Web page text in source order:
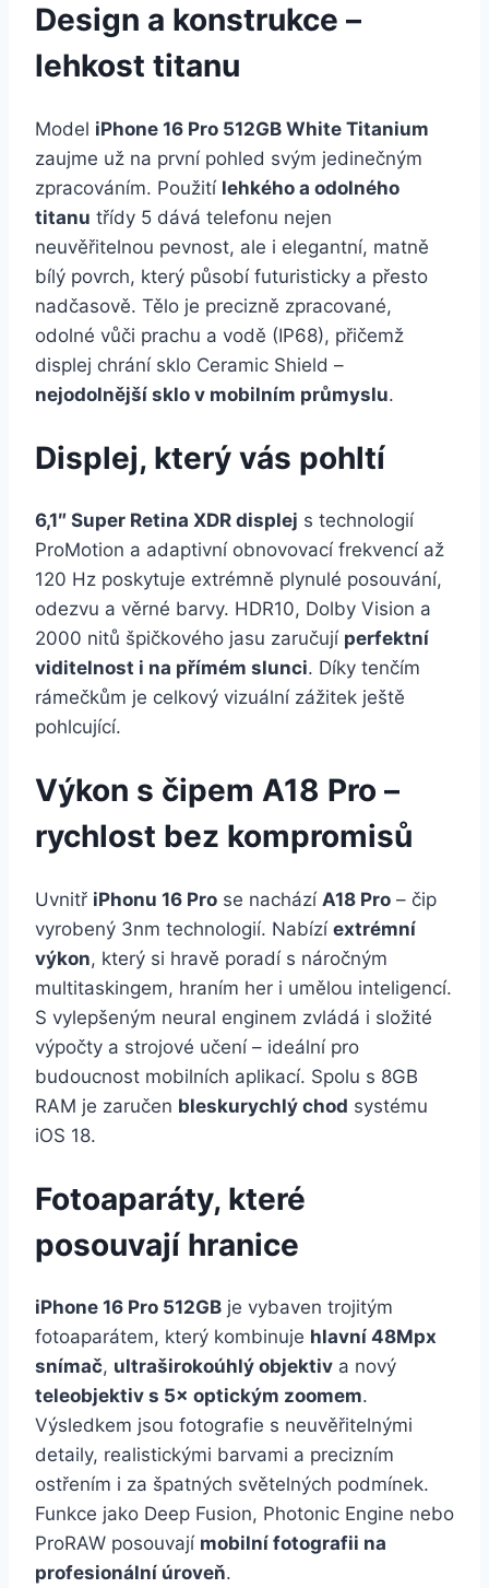
Design a konstrukce –
lehkost titanu
Model iPhone 16 Pro 512GB White Titanium
zaujme už na první pohled svým jedinečným
zpracováním. Použití lehkého a odolného
titanu třídy 5 dává telefonu nejen
neuvěřitelnou pevnost, ale i elegantní, matně
bílý povrch, který působí futuristicky a přesto
nadčasově. Tělo je precizně zpracované,
odolné vůči prachu a vodě (IP68), přičemž
displej chrání sklo Ceramic Shield –
nejodolnější sklo v mobilním průmyslu.
Displej, který vás pohltí
6,1″ Super Retina XDR displej s technologií
ProMotion a adaptivní obnovovací frekvencí až
120 Hz poskytuje extrémně plynulé posouvání,
odezvu a věrné barvy. HDR10, Dolby Vision a
2000 nitů špičkového jasu zaručují perfektní
viditelnost i na přímém slunci. Díky tenčím
rámečkům je celkový vizuální zážitek ještě
pohlcující.
Výkon s čipem A18 Pro –
rychlost bez kompromisů
Uvnitř iPhonu 16 Pro se nachází A18 Pro – čip
vyrobený 3nm technologií. Nabízí extrémní
výkon, který si hravě poradí s náročným
multitaskingem, hraním her i umělou inteligencí.
S vylepšeným neural enginem zvládá i složité
výpočty a strojové učení – ideální pro
budoucnost mobilních aplikací. Spolu s 8GB
RAM je zaručen bleskurychlý chod systému
iOS 18.
Fotoaparáty, které
posouvají hranice
iPhone 16 Pro 512GB je vybaven trojitým
fotoaparátem, který kombinuje hlavní 48Mpx
snímač, ultraširokoúhlý objektiv a nový
teleobjektiv s 5× optickým zoomem.
Výsledkem jsou fotografie s neuvěřitelnými
detaily, realistickými barvami a precizním
ostřením i za špatných světelných podmínek.
Funkce jako Deep Fusion, Photonic Engine nebo
ProRAW posouvají mobilní fotografii na
profesionální úroveň.